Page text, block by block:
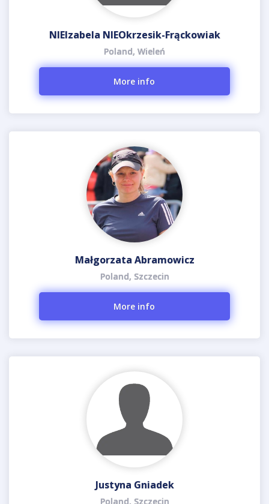
NIEIzabela NIEOkrzesik-Frąckowiak
Poland, Wieleń
More info
Małgorzata Abramowicz
Poland, Szczecin
More info
Justyna Gniadek
Poland, Szczecin